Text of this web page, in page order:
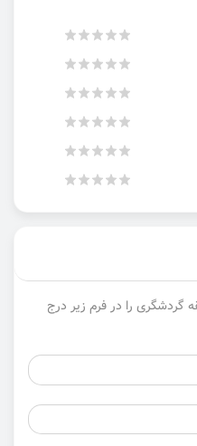
گردشگری را در فرم زیر درج